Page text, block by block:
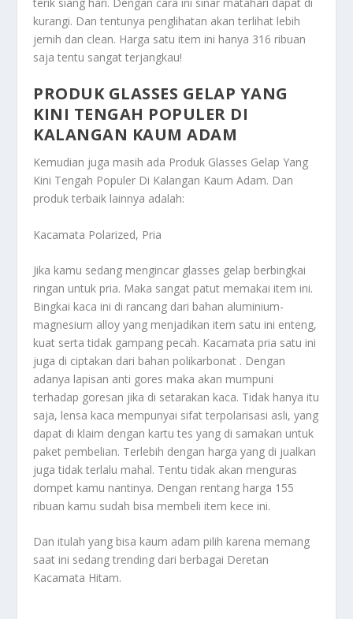
kurangi. Dan tentunya penglihatan akan terlihat lebih
jernih dan clean. Harga satu item ini hanya 316 ribuan
saja tentu sangat terjangkau!
PRODUK GLASSES GELAP YANG
KINI TENGAH POPULER DI
KALANGAN KAUM ADAM
Kemudian juga masih ada Produk Glasses Gelap Yang
Kini Tengah Populer Di Kalangan Kaum Adam. Dan
produk terbaik lainnya adalah:
Kacamata Polarized, Pria
Jika kamu sedang mengincar glasses gelap berbingkai
ringan untuk pria. Maka sangat patut memakai item ini.
Bingkai kaca ini di rancang dari bahan aluminium-
magnesium alloy yang menjadikan item satu ini enteng,
kuat serta tidak gampang pecah. Kacamata pria satu ini
juga di ciptakan dari bahan polikarbonat . Dengan
adanya lapisan anti gores maka akan mumpuni
terhadap goresan jika di setarakan kaca. Tidak hanya itu
saja, lensa kaca mempunyai sifat terpolarisasi asli, yang
dapat di klaim dengan kartu tes yang di samakan untuk
paket pembelian. Terlebih dengan harga yang di jualkan
juga tidak terlalu mahal. Tentu tidak akan menguras
dompet kamu nantinya. Dengan rentang harga 155
ribuan kamu sudah bisa membeli item kece ini.
Dan itulah yang bisa kaum adam pilih karena memang
saat ini sedang trending dari berbagai Deretan
Kacamata Hitam.